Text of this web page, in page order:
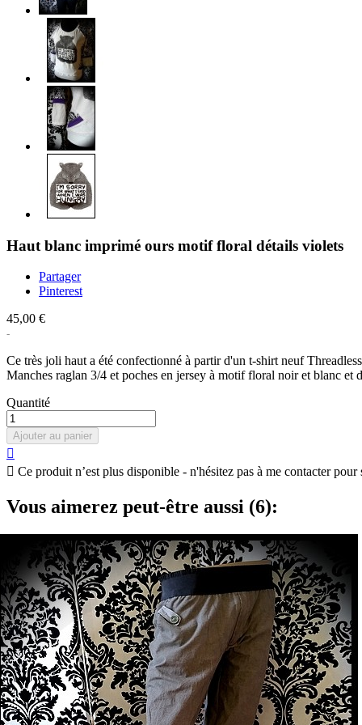
Haut blanc imprimé ours motif floral détails violets
Partager
Pinterest
45,00 €
Ce très joli haut a été confectionné à partir d'un t-shirt neuf
Manches raglan 3/4 et poches en jersey à motif floral noir et blanc et
Quantité
Ajouter au panier

 Ce produit n’est plus disponible - n'hésitez pas à me contacter
Vous aimerez peut-être aussi (6):